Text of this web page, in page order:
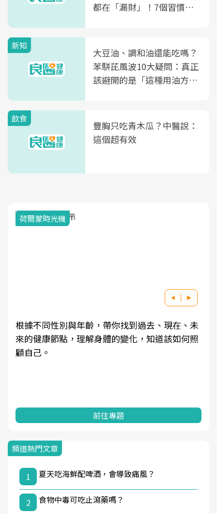
都在「漏財」！7個習慣一
新知
大豆油、調和油還能吃嗎？
苯駢芘風波10大疑問：真正
該避開的是「這種用油方
飲食
豐胸只吃青木瓜？中醫說：
這個超有效
荷爾蒙時光機
根據不同性別與年齡，帶你找到過去、現在、未
來的健康節點，理解身體的變化，知道該如何照
顧自己。
前往專題
頻道熱門文章
1 夏天吃海鮮配啤酒，會導致痛風？
2 食物中毒可吃止瀉藥嗎？